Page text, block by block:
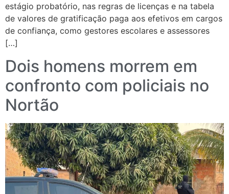
estágio probatório, nas regras de licenças e na tabela
de valores de gratificação paga aos efetivos em cargos
de confiança, como gestores escolares e assessores
[…]
Dois homens morrem em
confronto com policiais no
Nortão